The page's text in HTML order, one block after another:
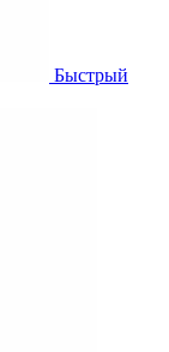
Быстрый